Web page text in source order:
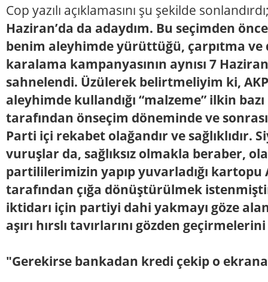
Cop yazılı açıklamasını şu şekilde
Haziran’da da adaydım. Bu seçimden
benim aleyhimde yürüttüğü, çarpıtma ve
karalama kampanyasının aynısı 7
sahnelendi. Üzülerek belirtmeliyim ki,
aleyhimde kullandığı “malzeme” ilkin
tarafından önseçim döneminde ve
Parti içi rekabet olağandır ve sağlıklıdır.
vuruşlar da, sağlıksız olmakla beraber,
partililerimizin yapıp yuvarladığı kartopu
tarafından çığa dönüştürülmek
iktidarı için partiyi dahi yakmayı göze
aşırı hırslı tavırlarını gözden
"Gerekirse bankadan kredi çekip o ekrana